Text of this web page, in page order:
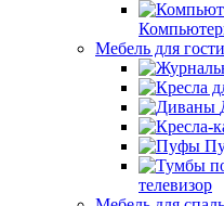
Мебель для
телевизор